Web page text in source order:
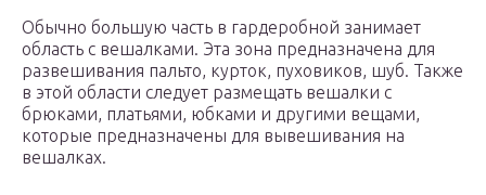
Обычно большую часть в гардеробной занимает
область с вешалками. Эта зона предназначена для
развешивания пальто, курток, пуховиков, шуб. Также
в этой области следует размещать вешалки с
брюками, платьями, юбками и другими вещами,
которые предназначены для вывешивания на
вешалках.